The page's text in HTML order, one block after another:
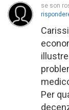
se son
Per